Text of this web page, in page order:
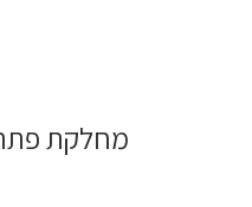
מחלקת